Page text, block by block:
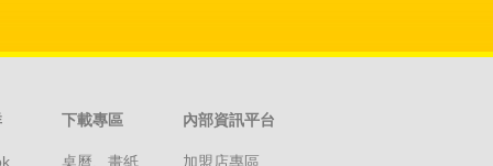
下載專區
桌曆、畫紙
內部資訊平台
加盟店專區